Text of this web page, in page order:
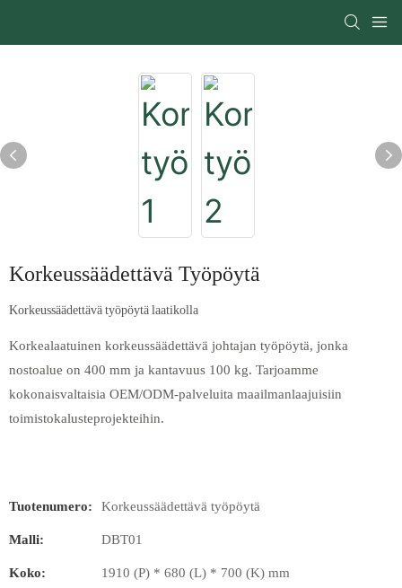
Korkeussäädettävä Työpöytä
Korkeussäädettävä työpöytä laatikolla
Korkealaatuinen korkeussäädettävä johtajan työpöytä, jonka
nostoalue on 400 mm ja kantavuus 100 kg. Tarjoamme
kokonaisvaltaisia ​​OEM/ODM-palveluita maailmanlaajuisiin
toimistokalusteprojekteihin.
Tuotenumero: Korkeussäädettävä työpöytä
Malli: DBT01
Koko: 1910 (P) * 680 (L) * 700 (K) mm